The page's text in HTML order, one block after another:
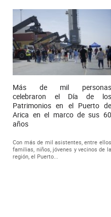
Más de mil personas
celebraron el Día de los
Patrimonios en el Puerto de
Arica en el marco de sus 60
años
Con más de mil asistentes, entre ellos
familias, niños, jóvenes y vecinos de la
región, el Puerto...